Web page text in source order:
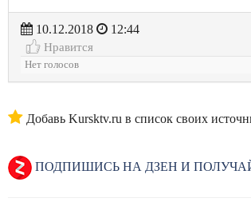
10.12.2018
12:44
Нравится
Нет голосов
Добавь Kursktv.ru в список своих
ПОДПИШИСЬ НА ДЗЕН И